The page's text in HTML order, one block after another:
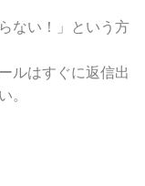
ない！」という方
ルはすぐに返信出
。